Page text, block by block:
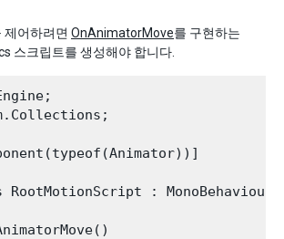
제어하려면 OnAnimatorMove를 구현하는
스크립트를 생성해야 합니다.
: MonoBehaviour